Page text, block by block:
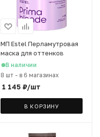
МП Estel Перламутровая
маска для оттенков
блонд PRIMA BLONDE, 300
мл
В наличии
8 шт - в 6 магазинах
1 145 ₽/шт
В КОРЗИНУ